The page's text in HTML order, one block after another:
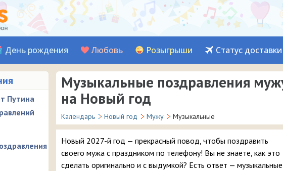
День рождения Любовь Розыгрыши Статус доставки
Путина
Музыкальные поздравления
на Новый год
Календарь Новый год Мужу Музыкальные
Новый 2027-й год — прекрасный повод, чтобы поздравить
своего мужа с праздником по телефону! Вы не знаете, как это
сделать оригинально и с выдумкой? Есть ответ — музыкальные